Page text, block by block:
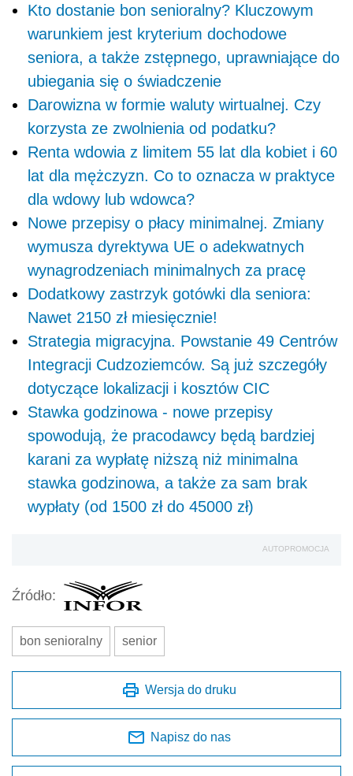
Kto dostanie bon senioralny? Kluczowym
warunkiem jest kryterium dochodowe
seniora, a także zstępnego, uprawniające do
ubiegania się o świadczenie
Darowizna w formie waluty wirtualnej. Czy
korzysta ze zwolnienia od podatku?
Renta wdowia z limitem 55 lat dla kobiet i 60
lat dla mężczyzn. Co to oznacza w praktyce
dla wdowy lub wdowca?
Nowe przepisy o płacy minimalnej. Zmiany
wymusza dyrektywa UE o adekwatnych
wynagrodzeniach minimalnych za pracę
Dodatkowy zastrzyk gotówki dla seniora:
Nawet 2150 zł miesięcznie!
Strategia migracyjna. Powstanie 49 Centrów
Integracji Cudzoziemców. Są już szczegóły
dotyczące lokalizacji i kosztów CIC
Stawka godzinowa - nowe przepisy
spowodują, że pracodawcy będą bardziej
karani za wypłatę niższą niż minimalna
stawka godzinowa, a także za sam brak
wypłaty (od 1500 zł do 45000 zł)
AUTOPROMOCJA
Źródło:
bon senioralny senior
Wersja do druku
Napisz do nas